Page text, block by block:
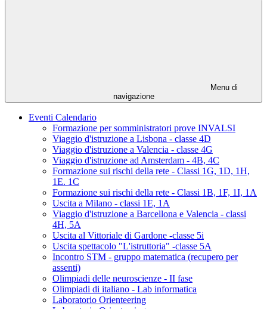
Menu di
navigazione
Eventi Calendario
Formazione per somministratori prove INVALSI
Viaggio d'istruzione a Lisbona - classe 4D
Viaggio d'istruzione a Valencia - classe 4G
Viaggio d'istruzione ad Amsterdam - 4B, 4C
Formazione sui rischi della rete - Classi 1G, 1D, 1H,
1E. 1C
Formazione sui rischi della rete - Classi 1B, 1F, 1I, 1A
Uscita a Milano - classi 1E, 1A
Viaggio d'istruzione a Barcellona e Valencia - classi
4H, 5A
Uscita al Vittoriale di Gardone -classe 5i
Uscita spettacolo "L'istruttoria" -classe 5A
Incontro STM - gruppo matematica (recupero per
assenti)
Olimpiadi delle neuroscienze - II fase
Olimpiadi di italiano - Lab informatica
Laboratorio Orienteering